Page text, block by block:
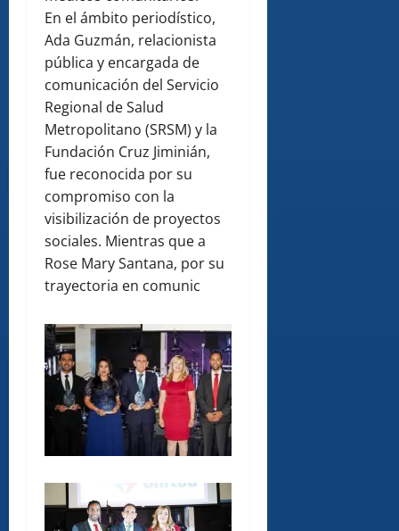
En el ámbito periodístico,
Ada Guzmán, relacionista
pública y encargada de
comunicación del Servicio
Regional de Salud
Metropolitano (SRSM) y la
Fundación Cruz Jiminián,
fue reconocida por su
compromiso con la
visibilización de proyectos
sociales. Mientras que a
Rose Mary Santana, por su
trayectoria en comunic